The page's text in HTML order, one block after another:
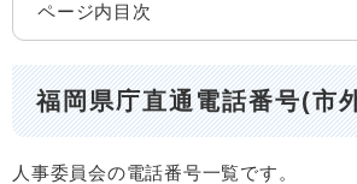
ページ内目次
福岡県庁直通電話番号(市
人事委員会の電話番号一覧です。